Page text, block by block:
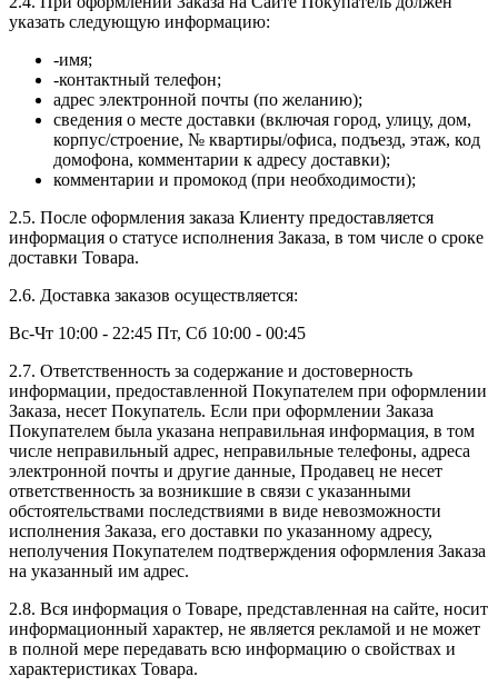
указать следующую информацию:
-имя;
-контактный телефон;
адрес электронной почты (по желанию);
сведения о месте доставки (включая город, улицу, дом,
корпус/строение, № квартиры/офиса, подъезд, этаж, код
домофона, комментарии к адресу доставки);
комментарии и промокод (при необходимости);
2.5. После оформления заказа Клиенту предоставляется
информация о статусе исполнения Заказа, в том числе о сроке
доставки Товара.
2.6. Доставка заказов осуществляется:
Вс-Чт 10:00 - 22:45 Пт, Сб 10:00 - 00:45
2.7. Ответственность за содержание и достоверность
информации, предоставленной Покупателем при оформлении
Заказа, несет Покупатель. Если при оформлении Заказа
Покупателем была указана неправильная информация, в том
числе неправильный адрес, неправильные телефоны, адреса
электронной почты и другие данные, Продавец не несет
ответственность за возникшие в связи с указанными
обстоятельствами последствиями в виде невозможности
исполнения Заказа, его доставки по указанному адресу,
неполучения Покупателем подтверждения оформления Заказа
на указанный им адрес.
2.8. Вся информация о Товаре, представленная на сайте, носит
информационный характер, не является рекламой и не может
в полной мере передавать всю информацию о свойствах и
характеристиках Товара.